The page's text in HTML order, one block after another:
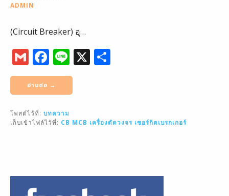
ADMIN
(Circuit Breaker) อุ…
G
m
ai
l
F
a
c
e
b
k
Li
n
e
X
อ่านต่อ →
โพสต์ไว้ที่: บทความ
เก็บเข้าไฟล์ไว้ที่: CB MCB เครื่องตัดวงจร เซอร์กิตเบรกเกอร์